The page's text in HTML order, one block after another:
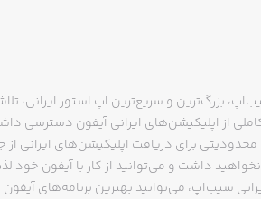
بزرگ‌ترین و سریع‌ترین اپ استور ایرانی،
از اپلیکیشن‌های ایرانی آیفون دسترسی
برای دریافت اپلیکیشن‌های ایرانی از
داشت و می‌توانید از کار با آیفون خود
سیب‌اپ، می‌توانید بهترین برنامه‌های آیفون